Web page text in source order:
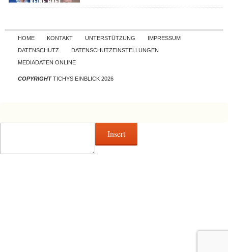
Skip to content
HOME KONTAKT UNTERSTÜTZUNG
IMPRESSUM
DATENSCHUTZ
DATENSCHUTZEINSTELLUNGEN
MEDIADATEN ONLINE
COPYRIGHTTICHYS EINBLICK 2026
Insert